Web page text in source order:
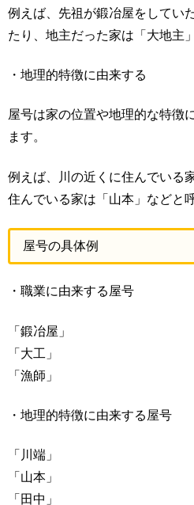
例えば、先祖が鍛冶屋をしてい
たり、地主だった家は「大地主
・地理的特徴に由来する
屋号は家の位置や地理的な特徴
ます。
例えば、川の近くに住んでいる
住んでいる家は「山本」などと
屋号の具体例
・職業に由来する屋号
「鍛冶屋」
「大工」
「漁師」
・地理的特徴に由来する屋号
「川端」
「山本」
「田中」